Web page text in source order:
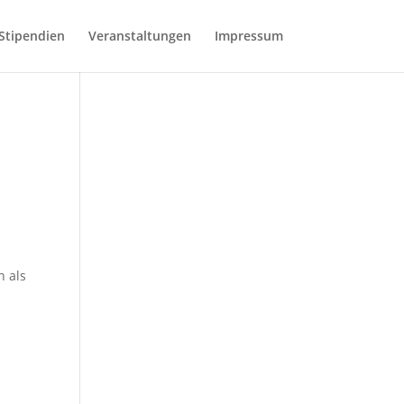
Veranstaltungen Impressum
als